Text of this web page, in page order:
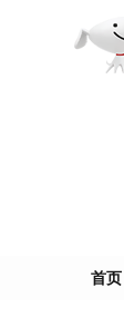
首页